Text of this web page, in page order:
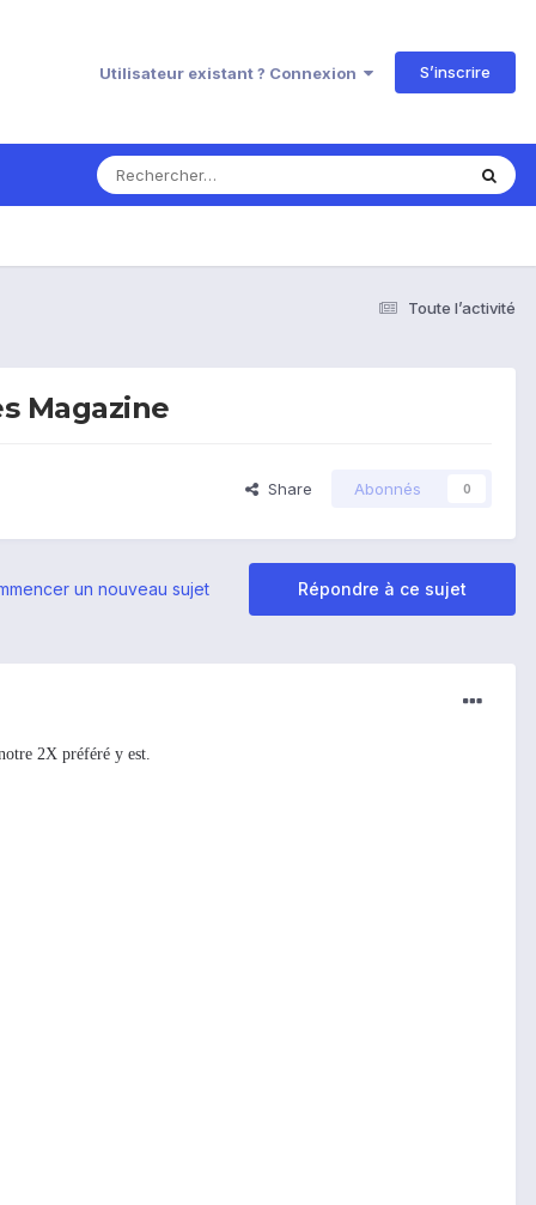
Utilisateur existant ? Connexion S’inscrire
Toute l’activité
Magazine
Share Abonnés 0
Répondre à ce sujet
un nouveau sujet
2X préféré y est.